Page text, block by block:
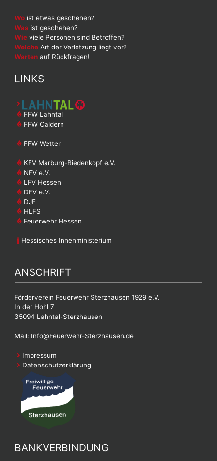
Wo ist etwas geschehen?
Was ist geschehen?
Wie viele Personen sind Betroffen?
Welche Art der Verletzung liegt vor?
Warten auf Rückfragen!
LINKS
FFW Lahntal
FFW Caldern
FFW Wetter
KFV Marburg-Biedenkopf e.V.
NFV e.V.
LFV Hessen
DFV e.V.
DJF
HLFS
Feuerwehr Hessen
Hessisches Innenministerium
ANSCHRIFT
Förderverein Feuerwehr Sterzhausen 1929 e.V.
In der Hohl 7
35094 Lahntal-Sterzhausen
Mail: Info@Feuerwehr-Sterzhausen.de
Impressum
Datenschutzerklärung
BANKVERBINDUNG